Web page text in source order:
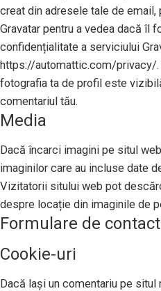
creat din adresele tale de
Gravatar pentru a vedea dacă îl
confidențialitate a serviciului
https://automattic.com/privacy/.
fotografia ta de profil este
comentariul tău.
Media
Dacă încarci imagini pe situl
imaginilor care au incluse date
Vizitatorii sitului web pot
despre locație din imaginile de
Formulare de contact
Cookie-uri
Dacă lași un comentariu pe situl